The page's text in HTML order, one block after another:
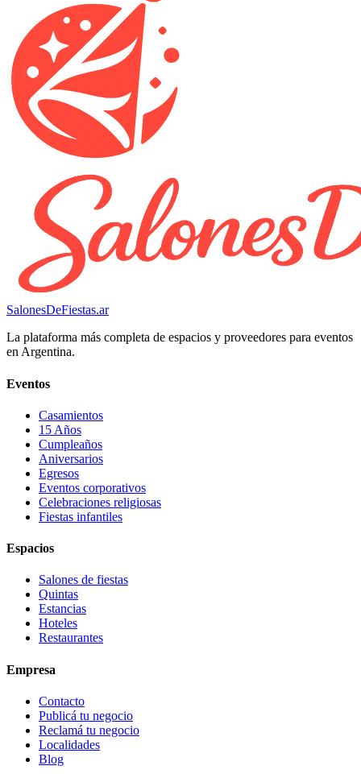
SalonesDeFiestas.ar
La plataforma más completa de espacios y proveedores para eventos
en Argentina.
Eventos
Casamientos
15 Años
Cumpleaños
Aniversarios
Egresos
Eventos corporativos
Celebraciones religiosas
Fiestas infantiles
Espacios
Salones de fiestas
Quintas
Estancias
Hoteles
Restaurantes
Empresa
Contacto
Publicá tu negocio
Reclamá tu negocio
Localidades
Blog